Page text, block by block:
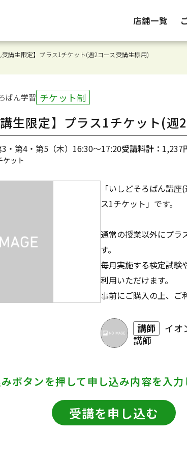
店舗一覧
講生限定】プラス1チケット(週2コース受講生様用)
ばん学習 チケット制
生限定】プラス1チケット(週
・第4・第5（木）16:30～17:20受講料計： 1,237
ケット
「いしどそろばん講
ス1チケット」です。
通常の授業以外にプラ
す。
毎月実施する検定試験
利用いただけます。
事前にご購入の上、ご
講師
イオ
講師
ボタンを押して申し込み内容を入力
受講を申し込む